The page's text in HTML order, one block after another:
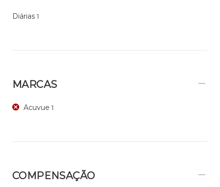
Diárias 1
MARCAS
Acuvue 1
COMPENSAÇÃO